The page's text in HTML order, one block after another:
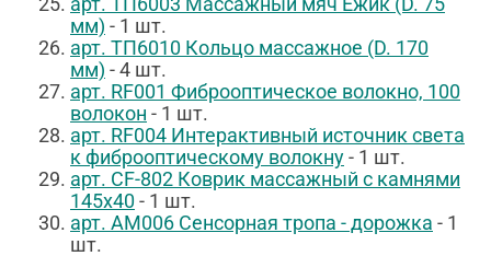
мм) - 1 шт.
арт. ТП6010 Кольцо массажное (D. 170
мм) - 4 шт.
арт. RF001 Фиброоптическое волокно, 100
волокон - 1 шт.
арт. RF004 Интерактивный источник света
к фиброоптическому волокну- 1 шт.
арт. CF-802 Коврик массажный с камнями
145х40- 1 шт.
арт. АМ006 Сенсорная тропа - дорожка - 1
шт.